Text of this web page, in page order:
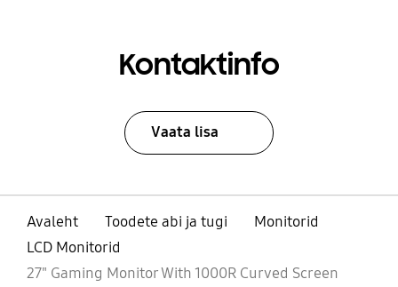
Kontaktinfo
Vaata lisa
Avaleht Toodete abi ja tugi
Monitorid
LCD Monitorid
27" Gaming Monitor With 1000R Curved Screen